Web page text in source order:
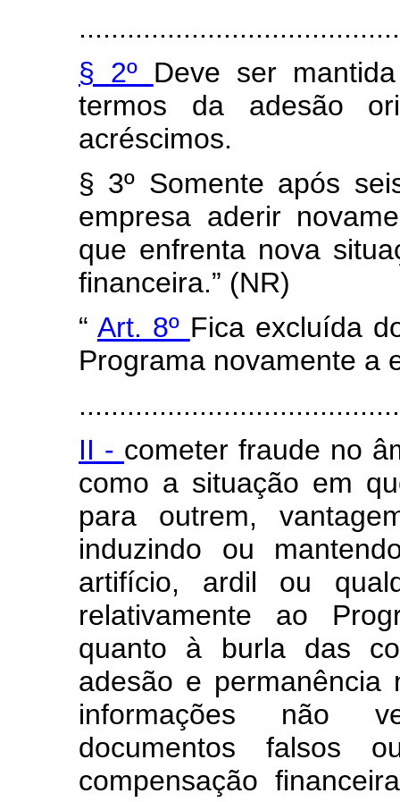
§ 2º Deve ser
termos da adesão
acréscimos.
§ 3º Somente após
empresa aderir
que enfrenta nova
financeira.” (NR)
“ Art. 8º Fica excluída
Programa novamente a
II - cometer fraude no
como a situação em
para outrem,
induzindo ou
artifício, ardil ou
relativamente ao
quanto à burla das
adesão e permanência
informações não
documentos falsos
compensação